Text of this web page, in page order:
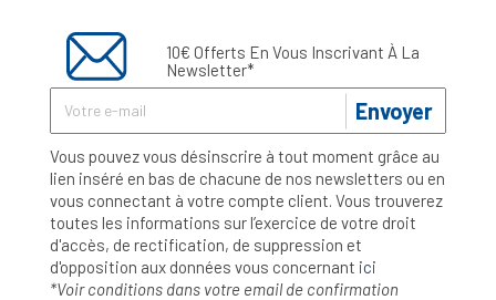
10€ Offerts En Vous Inscrivant À La
Newsletter*
Envoyer
Vous pouvez vous désinscrire à tout moment grâce au
lien inséré en bas de chacune de nos newsletters ou en
vous connectant à votre compte client. Vous trouverez
toutes les informations sur l’exercice de votre droit
d'accès, de rectification, de suppression et
d'opposition aux données vous concernant ici
*Voir conditions dans votre email de confirmation